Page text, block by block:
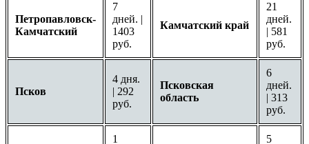
Петропавловск-
Камчатский
7
дней. |
1403
руб.
Камчатский край
21
дней.
| 581
руб.
Псков
4 дня.
| 292
руб.
Псковская
область
6
дней.
| 313
руб.
1
5